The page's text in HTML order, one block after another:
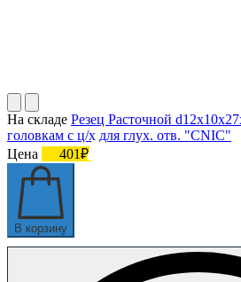
На складе Резец Расточной
головкам с ц/х для глух. отв. "CNIC"
Цена
401₽
В корзину